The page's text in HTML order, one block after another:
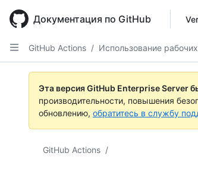
main
content
Документация по GitHub
GitHub Actions / Использование
Эта версия GitHub Enterprise Server
производительности, повышения
обновлению, обратитесь в службу
GitHub Actions /